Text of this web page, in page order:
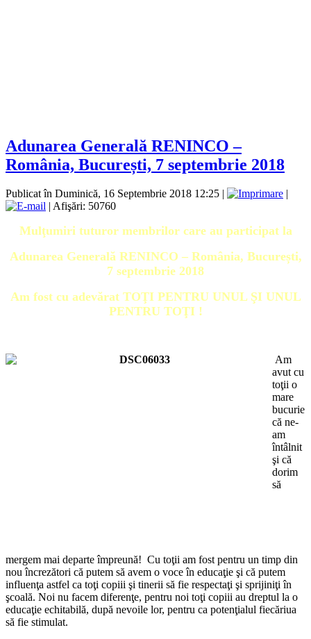
Adunarea Generală RENINCO –
România, București, 7 septembrie 2018
Publicat în Duminică, 16 Septembrie 2018 12:25
| Afişări: 50760
Mulţumiri tuturor membrilor care au participat la
Adunarea Generală RENINCO – România, București,
7 septembrie 2018
Am fost cu adevărat TOŢI PENTRU UNUL ŞI UNUL
PENTRU TOŢI !
Am
avut cu
toţii o
mare
bucurie
că ne-
am
întâlnit
şi că
dorim
să
mergem mai departe împreună! Cu toţii am fost pentru un timp din
nou încrezători că putem să avem o voce în educaţie şi că putem
influenţa astfel ca toţi copiii şi tinerii să fie respectaţi şi sprijiniţi în
şcoală. Noi nu facem diferenţe, pentru noi toţi copiii au dreptul la o
educaţie echitabilă, după nevoile lor, pentru ca potenţialul fiecăriua
să fie stimulat.